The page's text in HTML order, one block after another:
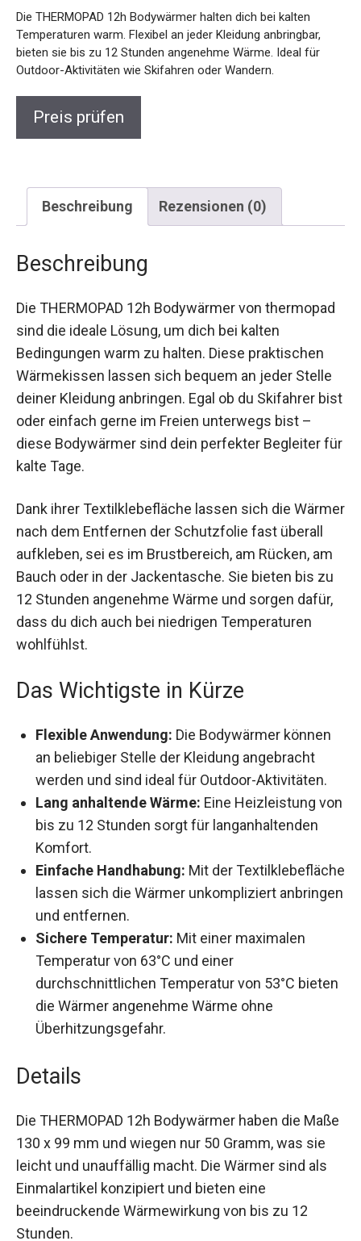
Temperaturen warm. Flexibel an jeder Kleidung anbringbar,
bieten sie bis zu 12 Stunden angenehme Wärme. Ideal für
Outdoor-Aktivitäten wie Skifahren oder Wandern.
Beschreibung Rezensionen (0)
Beschreibung
thermopad sind die ideale Lösung, um dich bei
kalten Bedingungen warm zu halten. Diese
praktischen Wärmekissen lassen sich bequem
an jeder Stelle deiner Kleidung anbringen. Egal ob
du Skifahrer bist oder einfach gerne im Freien
unterwegs bist – diese Bodywärmer sind dein
perfekter Begleiter für kalte Tage.
Wärmer nach dem Entfernen der Schutzfolie fast
überall aufkleben, sei es im Brustbereich, am
Rücken, am Bauch oder in der Jackentasche. Sie
bieten bis zu 12 Stunden angenehme Wärme und
sorgen dafür, dass du dich auch bei niedrigen
Temperaturen wohlfühlst.
Das Wichtigste in Kürze
an beliebiger Stelle der Kleidung angebracht
werden und sind ideal für Outdoor-Aktivitäten.
Lang anhaltende Wärme: Eine Heizleistung
von bis zu 12 Stunden sorgt für
langanhaltenden Komfort.
Einfache Handhabung:
Textilklebefläche lassen sich die Wärmer
unkompliziert anbringen und entfernen.
Sichere Temperatur:
Temperatur von 63°C und einer
durchschnittlichen Temperatur von 53°C
bieten die Wärmer angenehme Wärme ohne
Überhitzungsgefahr.
Details
Maße 130 x 99 mm und wiegen nur 50 Gramm,
was sie leicht und unauffällig macht. Die Wärmer
sind als Einmalartikel konzipiert und bieten eine
beeindruckende Wärmewirkung von bis zu 12
Stunden.